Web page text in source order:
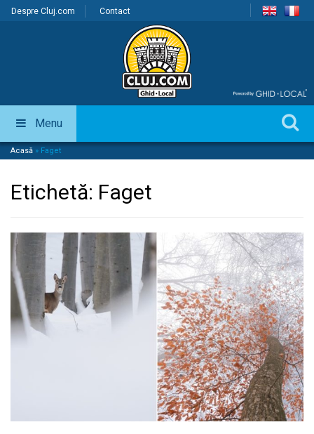
Despre Cluj.com Contact
Menu
Acasă » Faget
Etichetă: Faget